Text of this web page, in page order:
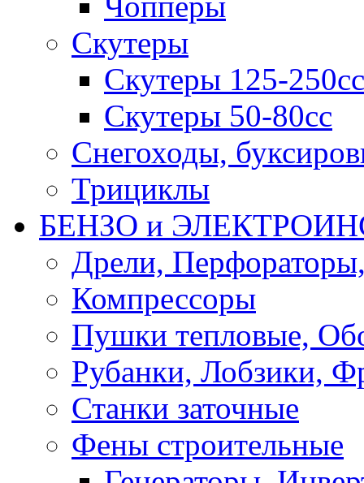
Скутеры
Скутеры 125-250сс
Скутеры 50-80сс
Снегоходы,
Трициклы
БЕНЗО и
Дрели,
Компрессоры
Пушки тепловые,
Рубанки, Лобзики,
Станки заточные
Фены строительные